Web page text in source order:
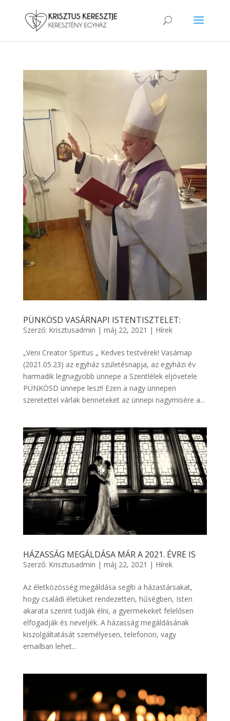
PÜNKÖSD VASÁRNAPI ISTENTISZTELET:
Szerző: Krisztusadmin | máj 22, 2021 | Hírek
„Veni Creator Spiritus „ Kedves testvérek! Vasárnap
(2021.05.23) az egyház születésnapja, az egyházi év
harmadik legnagyobb ünnepe a Szentlélek eljövetele
PÜNKÖSD ünnepe lesz!! Ezen a nagy ünnepen
szeretettel várlak benneteket az ünnepi nagymisére a...
HÁZASSÁG MEGÁLDÁSA MÁR A 2021. ÉVRE IS
Szerző: Krisztusadmin | máj 22, 2021 | Hírek
Az életközösség megáldása segíti a házastársakat,
hogy családi életüket rendezetten, hűségben, Isten
akarata szerint tudják élni, a gyermekeket felelősen
elfogadják és neveljék. A házasság megáldásának
kiszolgáltatását személyesen, telefonon, vagy
emailban lehet...